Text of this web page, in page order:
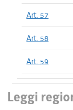
Art. 57
Art. 58
Art. 59
Leggi